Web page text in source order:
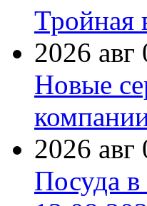
Тройная
2026 авг
Новые
2026 авг
Посуда